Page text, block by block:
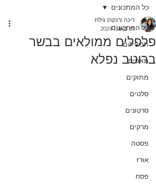
כל המתכונים
תבשילים
מאפים
מתוקים
סלטים
סרטונים
מרקים
פסטה
אורז
פסח
כל המתכונים
פלפלים ממולאים בבשר
ברוטב נפלא
רינה (רנקה) גילת
31 באוג׳ 2024